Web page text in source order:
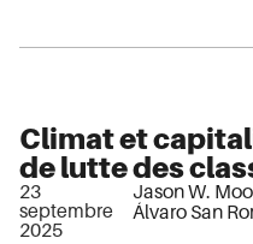
Climat et
de lutte des
23
septembre
2025
Jason W.
Álvaro San